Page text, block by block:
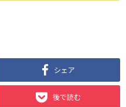
シェア
後で読む